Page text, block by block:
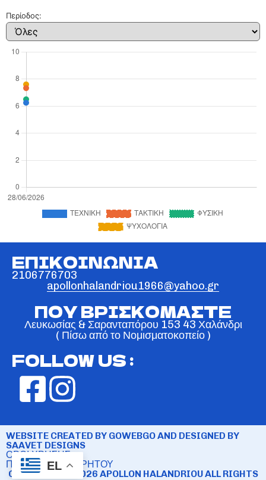
Περίοδος:
ΕΠΙΚΟΙΝΩΝΙΑ
2106776703
apollonhalandriou1966@yahoo.gr
ΠΟΥ ΒΡΙΣΚΟΜΑΣΤΕ
Λευκωσίας & Σαρανταπόρου 153 43 Χαλάνδρι
( Πίσω από το Νομισματοκοπείο )
FOLLOW US :
WEBSITE CREATED BY GOWEBGO AND DESIGNED BY
SAAVET DESIGNS
ΟΡΟΙ ΧΡΗΣΗΣ
ΠΟΛΙΤΙΚΗ ΑΠΟΡΡΗΤΟΥ
COPYRIGHT © 2026 APOLLON HALANDRIOU ALL RIGHTS
EL